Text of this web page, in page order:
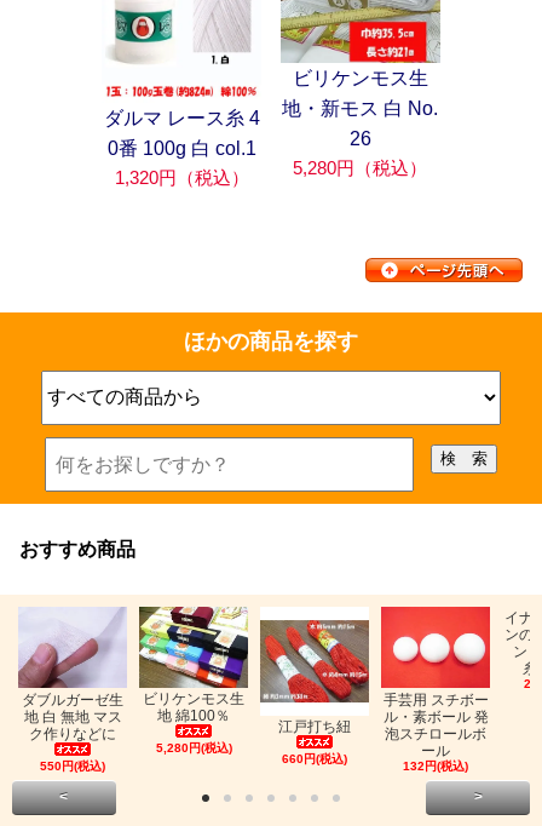
ダルマ レース糸 4
0番 100g 白 col.1
1,320円（税込）
ビリケンモス生
地・新モス 白 No.
26
5,280円（税込）
ほかの商品を探す
おすすめ商品
ダブルガーゼ生
地 白 無地 マス
ク作りなどに
550円(税込)
ビリケンモス生
地 綿100％
5,280円(税込)
江戸打ち紐
660円(税込)
手芸用 スチボー
ル・素ボール 発
泡スチロールボ
ール
132円(税込)
イナ
ンの
ン
糸
< >